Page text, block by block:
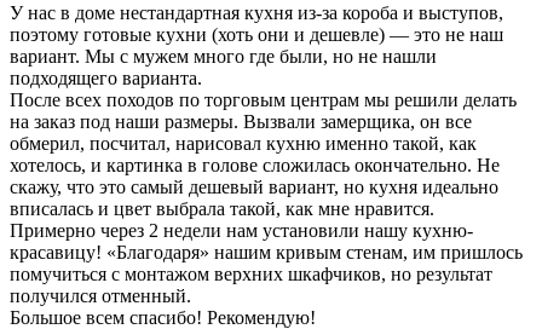
У нас в доме нестандартная кухня из-за короба и выступов,
поэтому готовые кухни (хоть они и дешевле) — это не наш
вариант. Мы с мужем много где были, но не нашли
подходящего варианта.
После всех походов по торговым центрам мы решили делать
на заказ под наши размеры. Вызвали замерщика, он все
обмерил, посчитал, нарисовал кухню именно такой, как
хотелось, и картинка в голове сложилась окончательно. Не
скажу, что это самый дешевый вариант, но кухня идеально
вписалась и цвет выбрала такой, как мне нравится.
Примерно через 2 недели нам установили нашу кухню-
красавицу! «Благодаря» нашим кривым стенам, им пришлось
помучиться с монтажом верхних шкафчиков, но результат
получился отменный.
Большое всем спасибо! Рекомендую!